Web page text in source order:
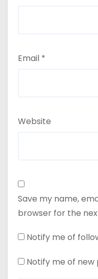
Email *
Website
Save my name,
browser for the
Notify me of
Notify me of new